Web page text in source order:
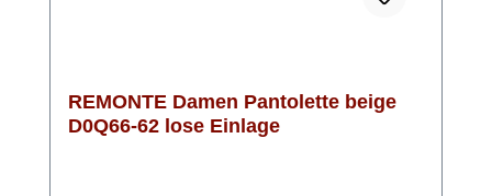
REMONTE Damen Pantolette beige
D0Q66-62 lose Einlage